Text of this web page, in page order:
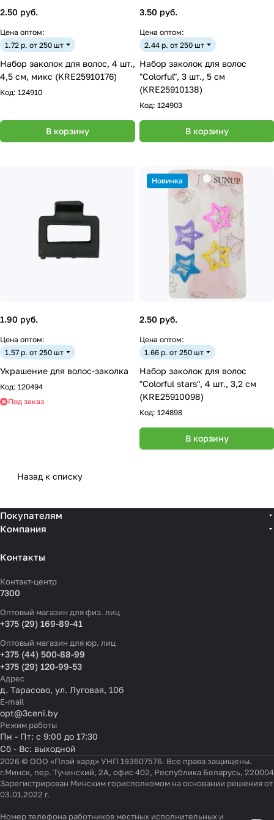
2.50 руб.
Цена оптом:
1.72 р. от 250 шт
Набор заколок для волос, 4 шт.,
4,5 см, микс (KRE25910176)
Код: 124910
В корзину
3.50 руб.
Цена оптом:
2.44 р. от 250 шт
Набор заколок для волос
"Colorful", 3 шт., 5 см
(KRE25910138)
Код: 124903
В корзину
1.90 руб.
Цена оптом:
1.57 р. от 250 шт
Украшение для волос-заколка
Код: 120494
Под заказ
Новинка
2.50 руб.
Цена оптом:
1.66 р. от 250 шт
Набор заколок для волос
"Colorful stars", 4 шт., 3,2 см
(KRE25910098)
Код: 124898
В корзину
Назад к списку
Покупателям
Компания
Контакты
Контакт-центр
7300
Оптовый магазин для физ. лиц
+375 (29) 169-89-41
Оптовый магазин для юр. лиц
+375 (44) 500-88-99
+375 (29) 120-99-53
Адрес
д. Тарасово, ул. Луговая, 10б
E-mail
opt@3ceni.by
Режим работы
Пн - Пт: с 9:00 до 17:30
Сб - Вс: выходной
2026 © ООО «Плэй хард» УНП 193607576. Все права защищены.
г.Минск, пер. Тучинский, 2А, офис 402, Республика Беларусь, 220004
Зарегистрирован Минским горисполкомом на основании решения от
03.01.2022 г.
Номер телефона работников местных исполнительных и